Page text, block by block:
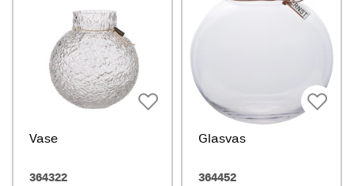
Vase
364322
Glasvas
364452